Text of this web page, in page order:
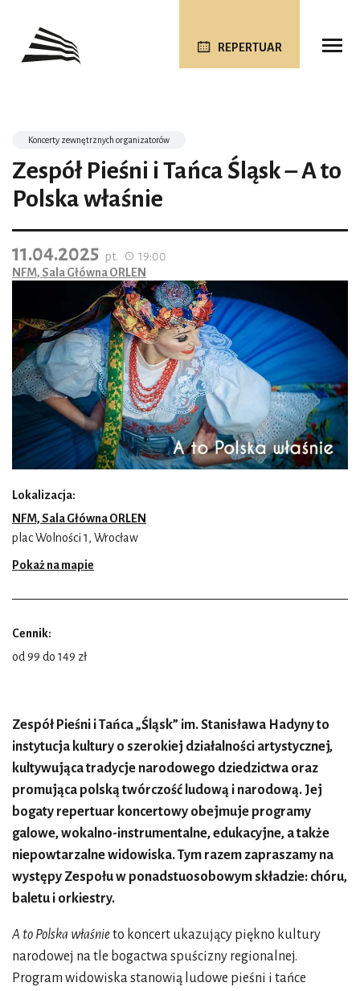
REPERTUAR
Koncerty zewnętrznych organizatorów
Zespół Pieśni i Tańca Śląsk – A to
Polska właśnie
11.04.2025 pt.
19:00
NFM, Sala Główna ORLEN
Lokalizacja:
NFM, Sala Główna ORLEN
plac Wolności 1, Wrocław
Pokaż na mapie
Cennik:
od 99 do 149 zł
Zespół Pieśni i Tańca „Śląsk” im. Stanisława Hadyny to
instytucja kultury o szerokiej działalności artystycznej,
kultywująca tradycje narodowego dziedzictwa oraz
promująca polską twórczość ludową i narodową. Jej
bogaty repertuar koncertowy obejmuje programy
galowe, wokalno-instrumentalne, edukacyjne, a także
niepowtarzalne widowiska. Tym razem zapraszamy na
występy Zespołu w ponadstuosobowym składzie: chóru,
baletu i orkiestry.
A to Polska właśnieto koncert ukazujący piękno kultury
narodowej na tle bogactwa spuścizny regionalnej.
Program widowiska stanowią ludowe pieśni i tańce